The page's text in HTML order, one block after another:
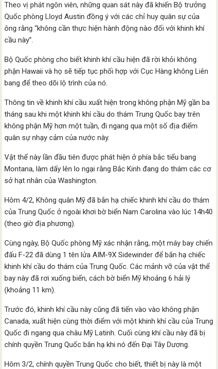
Theo vị phát ngôn viên, những quan sát này đã khiến Bộ trưởng
Quốc phòng Lloyd Austin đồng ý với các chỉ huy quân sự của
ông rằng “không cần thực hiện hành động nào đối với khinh khí
cầu này”.
Bộ Quốc phòng cho biết khinh khí cầu hiện đã rời khỏi không
phận Hawaii và họ sẽ tiếp tục phối hợp với Cục Hàng không Liên
bang để theo dõi lộ trình của nó.
Thông tin về khinh khí cầu xuất hiện trong không phận Mỹ gần ba
tháng sau khi một khinh khí cầu do thám Trung Quốc bay trên
không phận Mỹ hơn một tuần, đi ngang qua một số địa điểm
quân sự nhạy cảm của nước này.
Vật thể này lần đầu tiên được phát hiện ở phía bắc tiểu bang
Montana, làm dấy lên lo ngại rằng Bắc Kinh đang do thám các cơ
sở hạt nhân của Washington.
Hôm 4/2, Không quân Mỹ đã bắn hạ chiếc khinh khí cầu do thám
của Trung Quốc ở ngoài khơi bờ biển Nam Carolina vào lúc 14h40
(theo giờ địa phương).
Cùng ngày, Bộ Quốc phòng Mỹ xác nhận rằng, một máy bay chiến
đấu F-22 đã dùng 1 tên lửa AIM-9X Sidewinder để bắn hạ chiếc
khinh khí cầu do thám của Trung Quốc. Các mảnh vỡ của vật thể
bay này đã rơi xuống biển, cách bờ biển Mỹ khoảng 6 hải lý
(khoảng 11 km).
Trước đó, khinh khí cầu này cũng đã tiến vào vào không phận
Canada, xuất hiện cùng thời điểm với một khinh khí cầu của Trung
Quốc đi ngang qua châu Mỹ Latinh. Cuối cùng khí cầu này đã bị
chính quyền Trung Quốc bắn hạ khi nó đến Đại Tây Dương.
Hôm 3/2, chính quyền Trung Quốc cho biết, thiết bị này là một